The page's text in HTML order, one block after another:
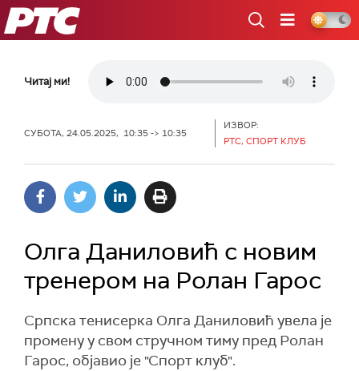
РТС
Читај ми!
СУБОТА, 24.05.2025, 10:35 -> 10:35
ИЗВОР:
РТС, СПОРТ КЛУБ
Олга Даниловић с новим
тренером на Ролан Гарос
Српска тенисерка Олга Даниловић увела је
промену у свом стручном тиму пред Ролан
Гарос, објавио је "Спорт клуб".